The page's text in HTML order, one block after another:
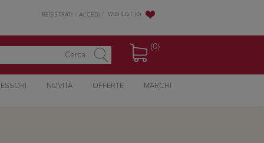
REGISTRATI ACCEDI WISHLIST (0)
(0)
NOVITÀ OFFERTE MARCHI